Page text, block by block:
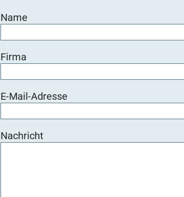
Name
Firma
E-Mail-Adresse
Nachricht